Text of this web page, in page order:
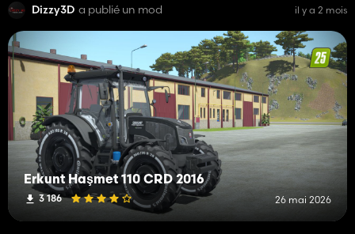
Dizzy3D a publié un mod il y a 2 mois
Erkunt Haşmet 110 CRD 2016
3 186 26 mai 2026